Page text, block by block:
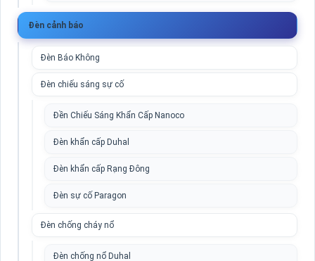
Đèn cảnh báo
Đèn Báo Không
Đèn chiếu sáng sự cố
Đền Chiếu Sáng Khẩn Cấp Nanoco
Đèn khẩn cấp Duhal
Đèn khẩn cấp Rạng Đông
Đèn sự cố Paragon
Đèn chống cháy nổ
Đèn chống nổ Duhal